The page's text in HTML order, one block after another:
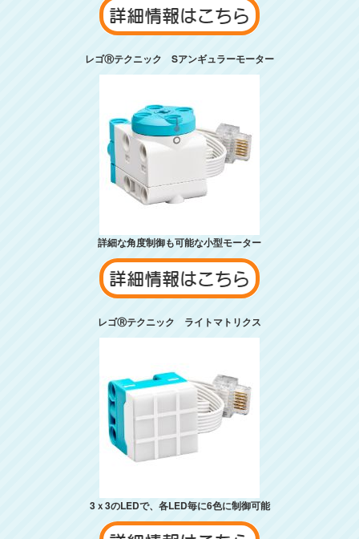
レゴⓇテクニック Sアンギュラーモーター
詳細な角度制御も可能な小型モーター
レゴⓇテクニック ライトマトリクス
3ｘ3のLEDで、各LED毎に6色に制御可能